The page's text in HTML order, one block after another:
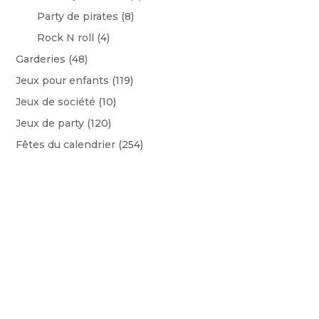
Party de pirates (8)
Rock N roll (4)
Garderies (48)
Jeux pour enfants (119)
Jeux de société (10)
Jeux de party (120)
Fêtes du calendrier (254)